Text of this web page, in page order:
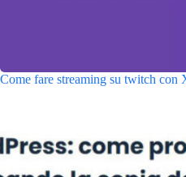
Come fare streaming su twitch con